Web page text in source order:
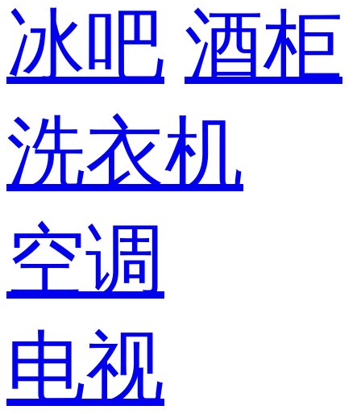
冰吧 酒柜
洗衣机
空调
电视